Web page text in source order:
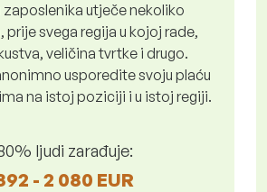
zaposlenika utječe nekoliko
prije svega regija u kojoj rade,
veličina tvrtke i drugo.
usporedite svoju plaću
na istoj poziciji i u istoj regiji.
ljudi zarađuje:
- 2 080 EUR